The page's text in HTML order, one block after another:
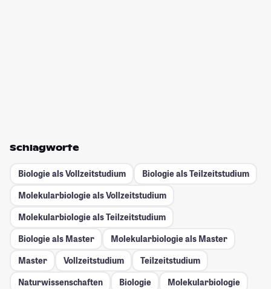
Schlagworte
Biologie als Vollzeitstudium
Biologie als Teilzeitstudium
Molekularbiologie als Vollzeitstudium
Molekularbiologie als Teilzeitstudium
Biologie als Master
Molekularbiologie als Master
Master
Vollzeitstudium
Teilzeitstudium
Naturwissenschaften
Biologie
Molekularbiologie